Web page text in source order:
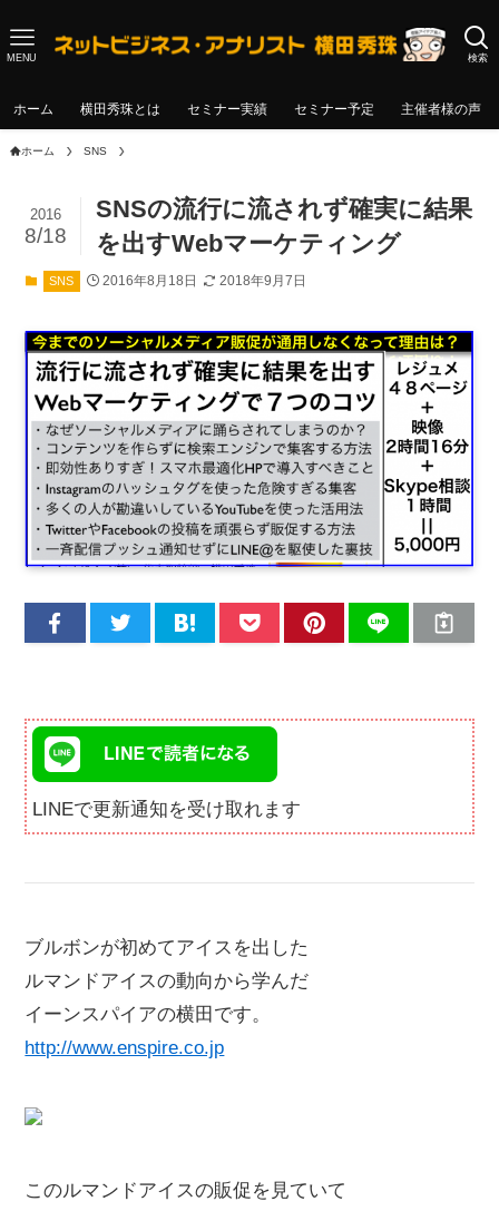
検索
MENU
ホーム 横田秀珠とは セミナー実績 セミナー予定 主催者様の声
ホーム SNS
SNSの流行に流されず確実に結果
を出すWebマーケティング
2016
8/18
SNS 2016年8月18日 2018年9月7日
LINEで更新通知を受け取れます
ブルボンが初めてアイスを出した
ルマンドアイスの動向から学んだ
イーンスパイアの横田です。
http://www.enspire.co.jp
このルマンドアイスの販促を見ていて